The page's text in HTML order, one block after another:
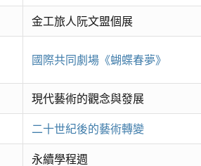
金工旅人阮文盟個展
國際共同劇場《蝴蝶春夢》
現代藝術的觀念與發展
二十世紀後的藝術轉變
永續學程週